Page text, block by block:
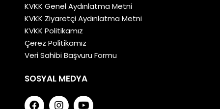
KVKK Genel Aydınlatma Metni
KVKK Ziyaretçi Aydınlatma Metni
KVKK Politikamız
Çerez Politikamız
Veri Sahibi Başvuru Formu
SOSYAL MEDYA